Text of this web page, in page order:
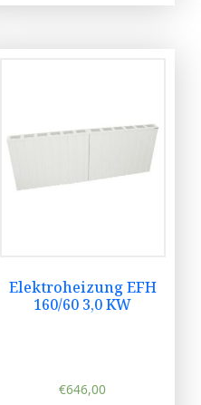
Elektroheizung EFH
160/60 3,0 KW
€646,00